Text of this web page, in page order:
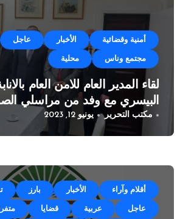
أمنية وقضائية الأخبار عاجل
مجتمع وناس محلية
لقاء المدير العام للامن العام
البيسري مع وفد من مراسلي
مكتب التحرير يونيو 12, 2023
أقلام وآراء الأخبار بارز
عاجل عربية قضايا